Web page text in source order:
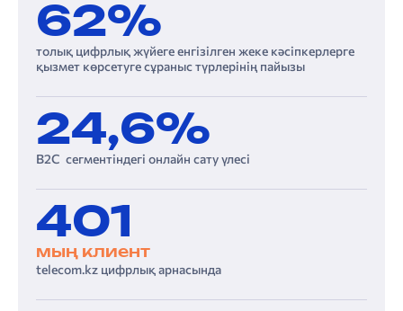
62%
толық цифрлық жүйеге енгізілген жеке кәсіпкерлерге
қызмет көрсетуге сұраныс түрлерінің пайызы
24,6%
B2C сегментіндегі онлайн сату үлесі
401
мың клиент
telecom.kz цифрлық арнасында